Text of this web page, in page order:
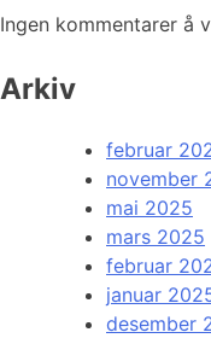
Ingen kommentarer å
Arkiv
februar
november
mai 2025
mars 2025
februar
januar
desember